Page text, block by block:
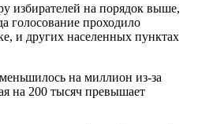
избирателей на порядок выше,
голосование проходило
и других населенных пунктах
на миллион из-за
на 200 тысяч превышает